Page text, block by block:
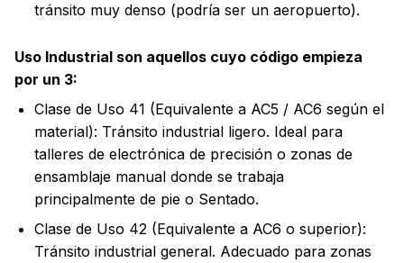
tránsito muy denso (podría ser un aeropuerto).
Uso Industrial son aquellos cuyo código empieza
por un 3:
Clase de Uso 41 (Equivalente a AC5 / AC6 según el
material): Tránsito industrial ligero. Ideal para
talleres de electrónica de precisión o zonas de
ensamblaje manual donde se trabaja
principalmente de pie o Sentado.
Clase de Uso 42 (Equivalente a AC6 o superior):
Tránsito industrial general. Adecuado para zonas